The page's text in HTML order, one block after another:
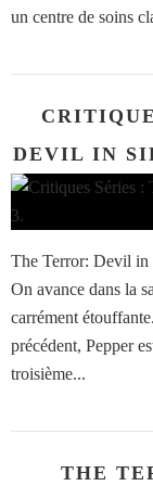
un centre de soins
DEVIL IN
The Terror: Devil in
On avance dans la
carrément
précédent, Pepper
troisième...
THE